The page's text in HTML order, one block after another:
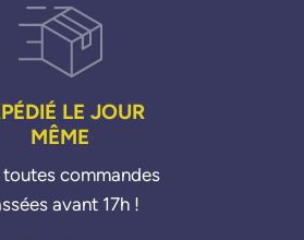
LE JOUR
MÊME
toutes commandes
avant 17h !